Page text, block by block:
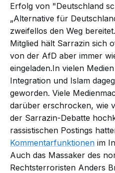
Erfolg von "Deutschland
„Alternative für
zweifellos den Weg
Mitglied hält Sarrazin sich
von der AfD aber immer
eingeladen.In vielen
Integration und Islam
geworden. Viele
darüber erschrocken, wie
der Sarrazin-Debatte
rassistischen Postings
Kommentarfunktionen im
Auch das Massaker des
Rechtsterroristen Anders